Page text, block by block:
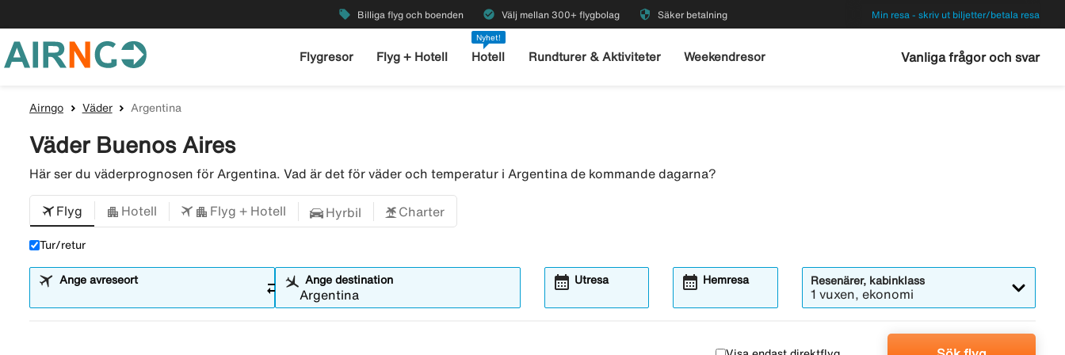
local_offer Billiga flyg och boenden check_circle Välj mellan 300+ flygbolag security Säker betalning Min resa - skriv ut biljetter/betala resa
Flygresor Flyg + Hotell
Nyhet!
Hotell Rundturer & Aktiviteter Weekendresor Vanliga frågor och svar
Airngo Väder Argentina
Väder Buenos Aires
Här ser du väderprognosen för Argentina. Vad är det för väder och temperatur i Argentina de kommande dagarna?
Flyg Hotell Flyg + Hotell Hyrbil Charter
Tur/retur
Ange avreseort sync_alt Ange destination Utresa
calendar_month Hemresa
calendar_month Resenärer, kabinklass
1 vuxen, ekonomi